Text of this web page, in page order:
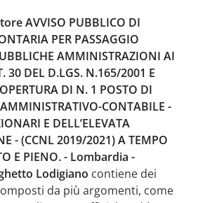
AVVISO PUBBLICO DI
PER PASSAGGIO
AMMINISTRAZIONI AI
30 DEL D.LGS. N.165/2001 E
DI N. 1 POSTO DI
CONTABILE -
E DELL’ELEVATA
- (CCNL 2019/2021) A TEMPO
E PIENO. - Lombardia -
Lodigiano contiene dei
da più argomenti, come